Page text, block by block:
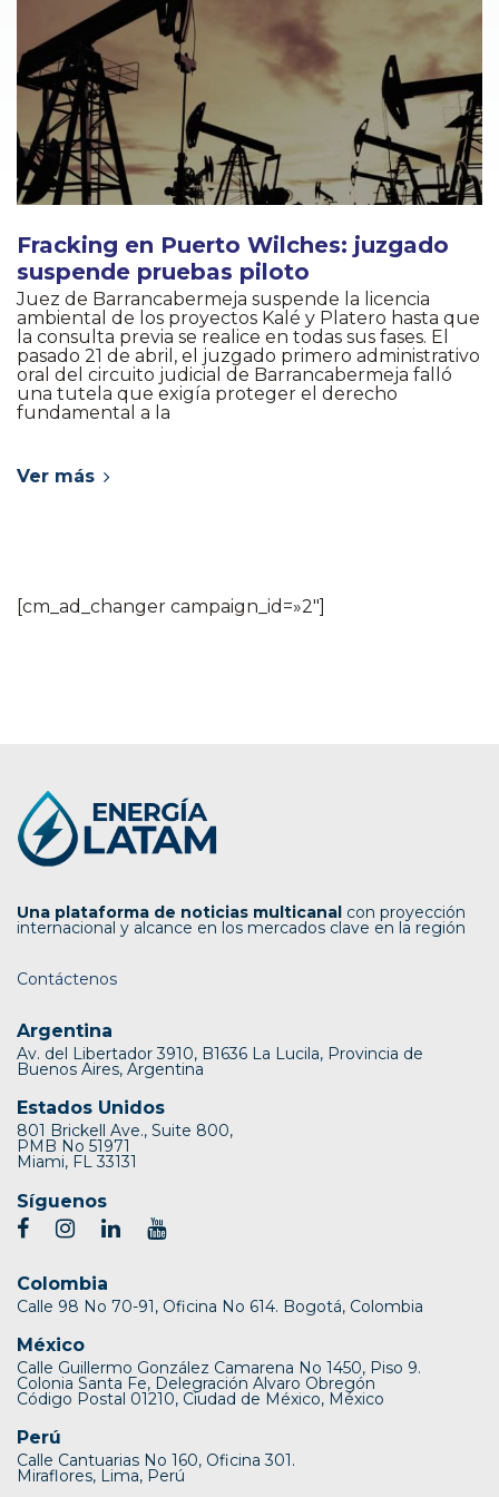
Fracking en Puerto Wilches: juzgado
suspende pruebas piloto
Juez de Barrancabermeja suspende la licencia
ambiental de los proyectos Kalé y Platero hasta que
la consulta previa se realice en todas sus fases. El
pasado 21 de abril, el juzgado primero administrativo
oral del circuito judicial de Barrancabermeja falló
una tutela que exigía proteger el derecho
fundamental a la
Ver más
[cm_ad_changer campaign_id=»2″]
Una plataforma de noticias multicanal con proyección
internacional y alcance en los mercados clave en la región
Contáctenos
Argentina
Av. del Libertador 3910, B1636 La Lucila, Provincia de
Buenos Aires, Argentina
Estados Unidos
801 Brickell Ave., Suite 800,
PMB No 51971
Miami, FL 33131
Síguenos
Colombia
Calle 98 No 70-91, Oficina No 614. Bogotá, Colombia
México
Calle Guillermo González Camarena No 1450, Piso 9.
Colonia Santa Fe, Delegración Alvaro Obregón
Código Postal 01210, Ciudad de México, México
Perú
Calle Cantuarias No 160, Oficina 301.
Miraflores, Lima, Perú